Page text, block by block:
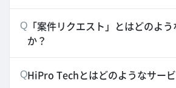
Q
「案件リクエスト」とはどのよ
か？
QHiPro Techとはどのようなサー